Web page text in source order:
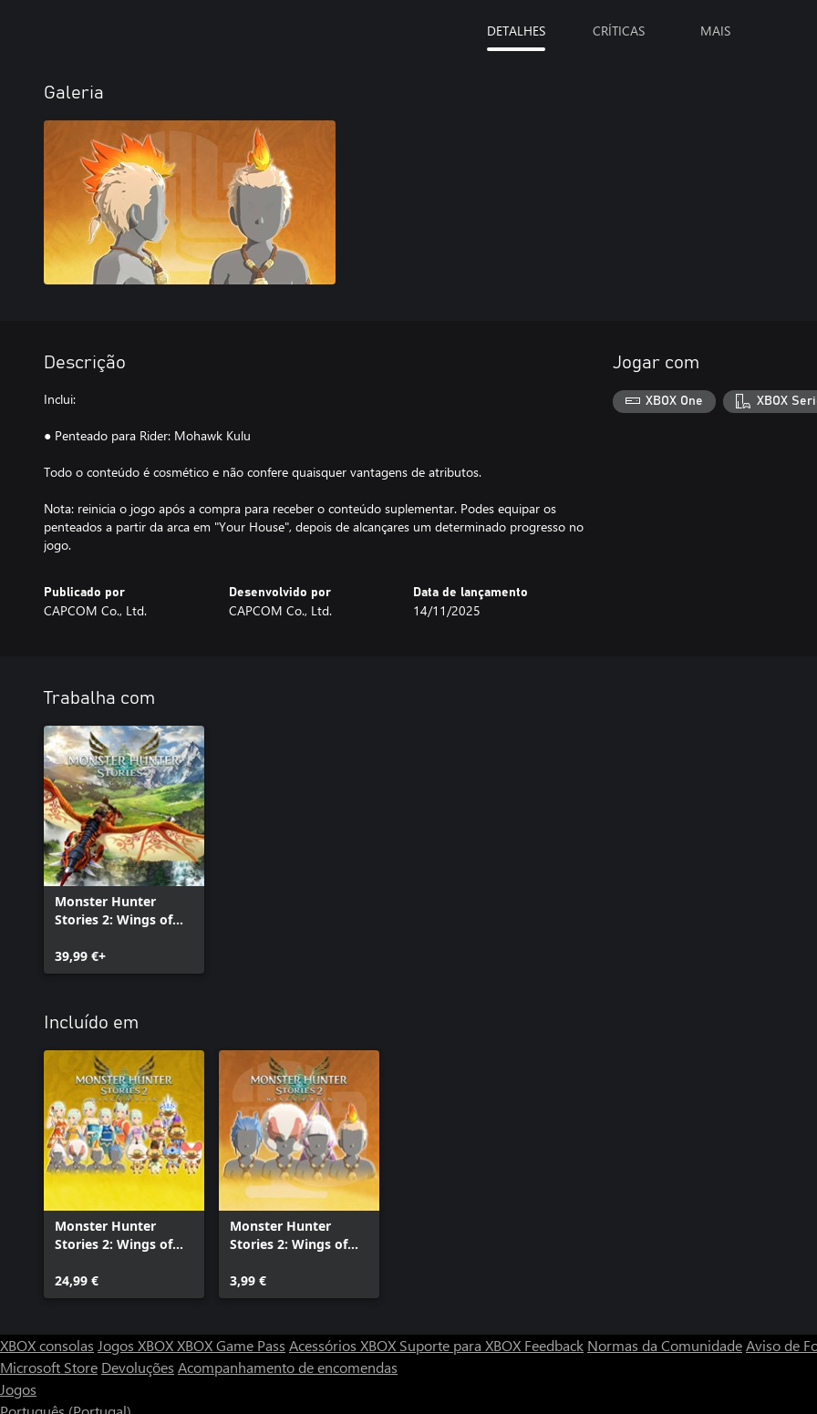
DETALHES CRÍTICAS MAIS
Galeria
Descrição
Inclui:
● Penteado para Rider: Mohawk Kulu
Todo o conteúdo é cosmético e não confere quaisquer vantagens de atributos.
Nota: reinicia o jogo após a compra para receber o conteúdo suplementar. Podes equipar os
penteados a partir da arca em "Your House", depois de alcançares um determinado progresso no
jogo.
Publicado por
CAPCOM Co., Ltd.
Desenvolvido por
CAPCOM Co., Ltd.
Data de lançamento
14/11/2025
Jogar com
XBOX One XBOX
Trabalha com
Monster Hunter
Stories 2: Wings of
39,99 €+
Incluído em
Monster Hunter
Stories 2: Wings of
Conteúdos Adicionais
All-In
24,99 €
Monster Hunter
Stories 2: Wings of
Penteados para Rider
3,99 €
XBOX consolas Jogos XBOXXBOX Game Pass Acessórios XBOX Suporte para XBOX Feedback Normas da ComunidadeAviso de
Microsoft Store Devoluções Acompanhamento de encomendas
Jogos